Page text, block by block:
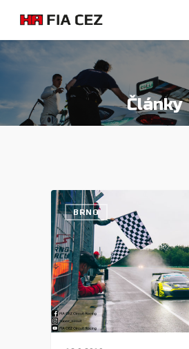
Články
BRNO